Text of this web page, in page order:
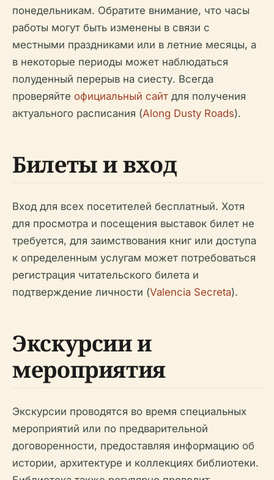
понедельникам. Обратите внимание, что часы
работы могут быть изменены в связи с
местными праздниками или в летние месяцы, а
в некоторые периоды может наблюдаться
полуденный перерыв на сиесту. Всегда
проверяйте официальный сайт для получения
актуального расписания (Along Dusty Roads).
Билеты и вход
Вход для всех посетителей бесплатный. Хотя
для просмотра и посещения выставок билет не
требуется, для заимствования книг или доступа
к определенным услугам может потребоваться
регистрация читательского билета и
подтверждение личности (Valencia Secreta).
Экскурсии и
мероприятия
Экскурсии проводятся во время специальных
мероприятий или по предварительной
договоренности, предоставляя информацию об
истории, архитектуре и коллекциях библиотеки.